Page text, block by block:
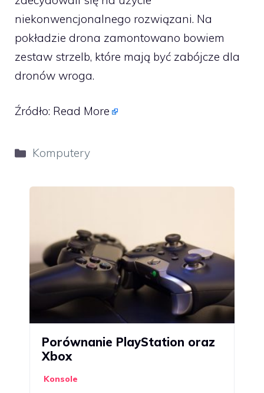
niekonwencjonalnego rozwiązani. Na
pokładzie drona zamontowano bowiem
zestaw strzelb, które mają być zabójcze dla
dronów wroga.
Źródło: Read More
Kategorie
Komputery
Porównanie PlayStation oraz
Xbox
Konsole